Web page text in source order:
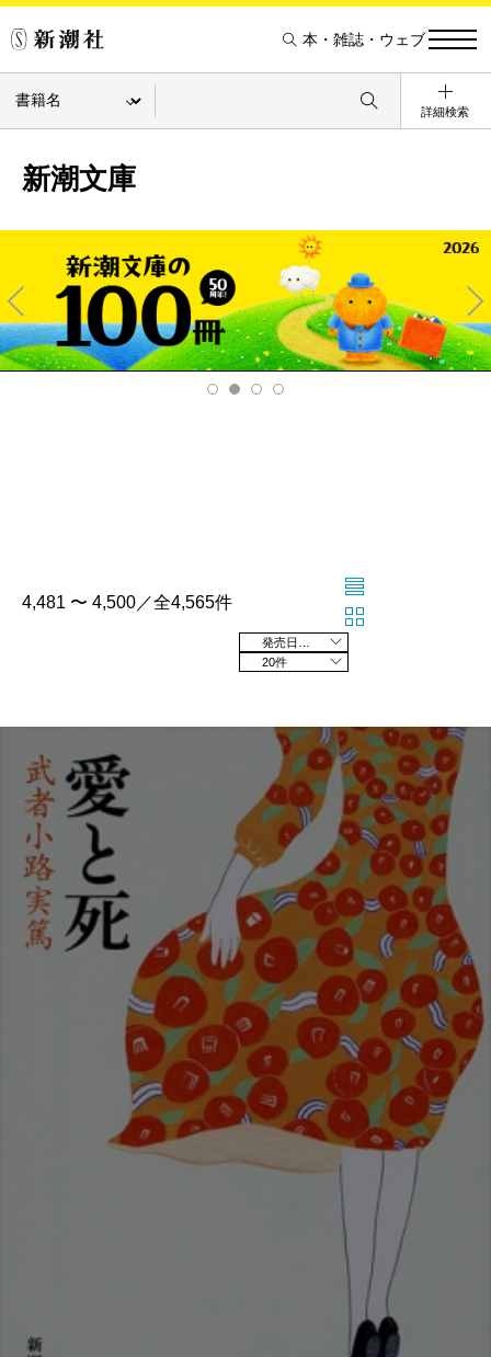
本・雑誌・ウェブ
詳細検索
新潮文庫
Pre
v
Ne
xt
4,481 〜 4,500／全4,565件
20件